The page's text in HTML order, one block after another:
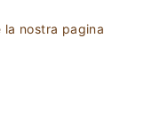
nostra pagina